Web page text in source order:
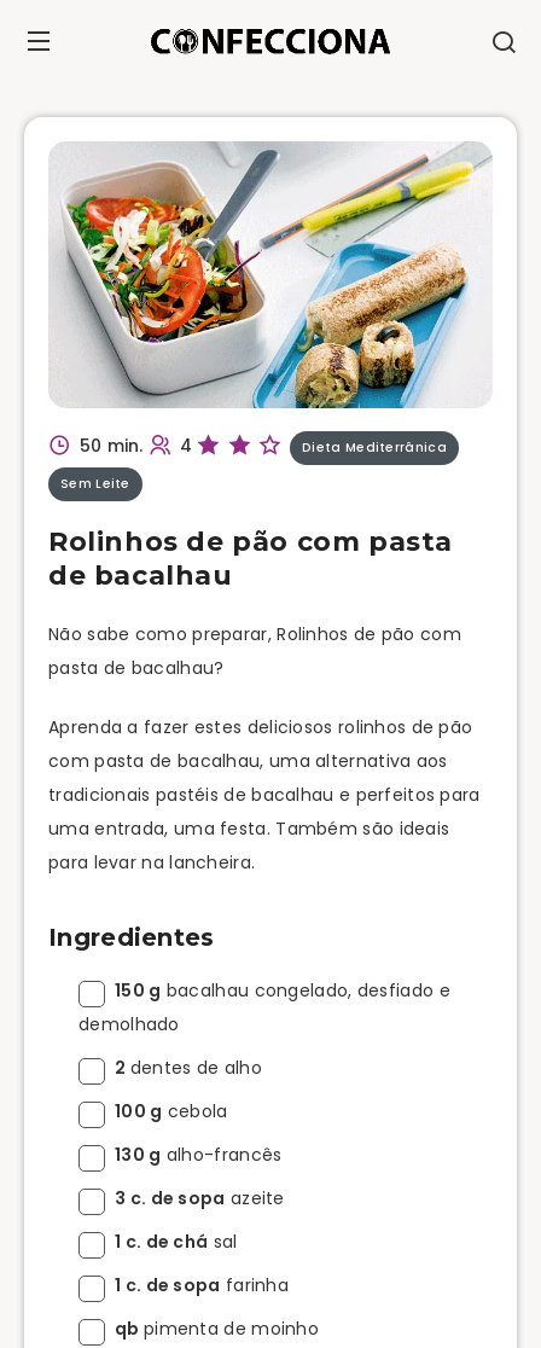
50 min. 4 Dieta Mediterrânica
Sem Leite
Rolinhos de pão com pasta
de bacalhau
Não sabe como preparar, Rolinhos de pão com
pasta de bacalhau?
Aprenda a fazer estes deliciosos rolinhos de pão
com pasta de bacalhau, uma alternativa aos
tradicionais pastéis de bacalhau e perfeitos para
uma entrada, uma festa. Também são ideais
para levar na lancheira.
Ingredientes
150 g bacalhau congelado, desfiado e
demolhado
2 dentes de alho
100 g cebola
130 g alho-francês
3 c. de sopa azeite
1 c. de chá sal
1 c. de sopa farinha
qb pimenta de moinho